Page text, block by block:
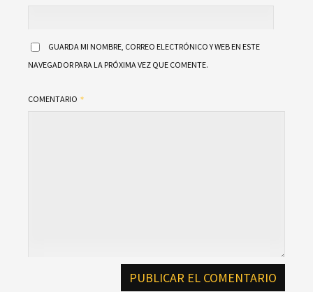
GUARDA MI NOMBRE, CORREO ELECTRÓNICO Y WEB EN ESTE
NAVEGADOR PARA LA PRÓXIMA VEZ QUE COMENTE.
COMENTARIO